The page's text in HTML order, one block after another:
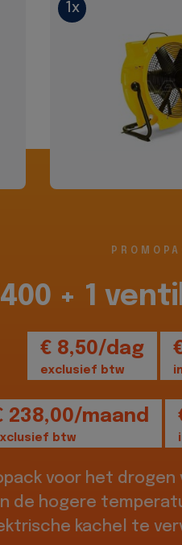
1x
+ 1
€ 8,50/dag
exclusief btw
238,00/maand
btw
voor het
de hogere
kachel te